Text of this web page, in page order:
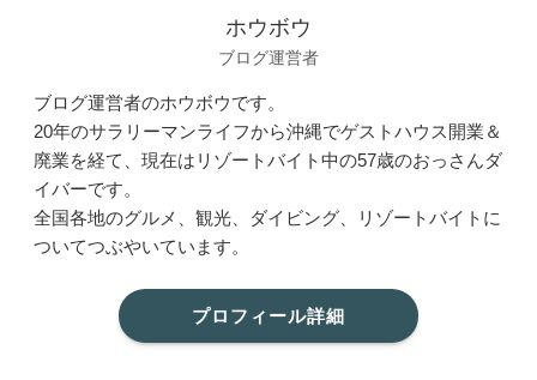
ホウボウ
ブログ運営者
ブログ運営者のホウボウです。
20年のサラリーマンライフから沖縄でゲストハウス開業＆
廃業を経て、現在はリゾートバイト中の57歳のおっさんダ
イバーです。
全国各地のグルメ、観光、ダイビング、リゾートバイトに
ついてつぶやいています。
プロフィール詳細